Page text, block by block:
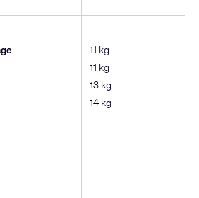
11 kg
11 kg
13 kg
14 kg